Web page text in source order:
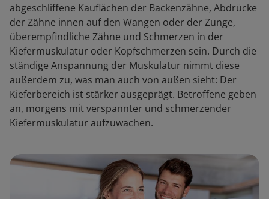
abgeschliffene Kauflächen der Backenzähne, Abdrücke
der Zähne innen auf den Wangen oder der Zunge,
überempfindliche Zähne und Schmerzen in der
Kiefermuskulatur oder Kopfschmerzen sein. Durch die
ständige Anspannung der Muskulatur nimmt diese
außerdem zu, was man auch von außen sieht: Der
Kieferbereich ist stärker ausgeprägt. Betroffene geben
an, morgens mit verspannter und schmerzender
Kiefermuskulatur aufzuwachen.